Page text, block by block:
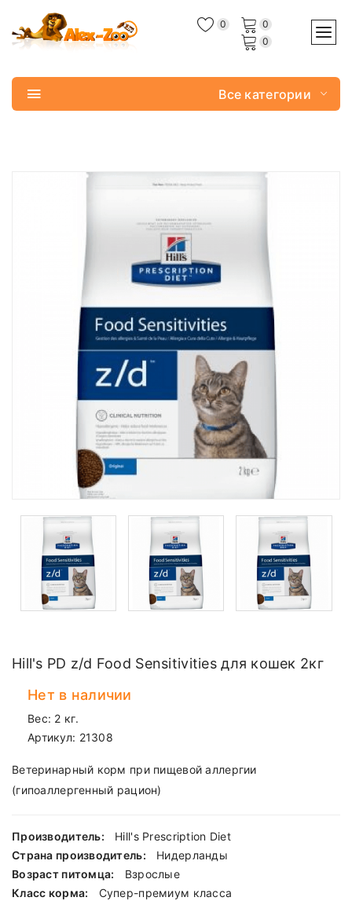
0
0
0
Все категории
Hill's PD z/d Food Sensitivities для кошек 2кг
Нет в наличии
Вес: 2 кг.
Артикул: 21308
Ветеринарный корм при пищевой аллергии
(гипоаллергенный рацион)
Производитель:
Hill's Prescription Diet
Страна производитель:
Нидерланды
Возраст питомца:
Взрослые
Класс корма:
Cупер-премиум класса